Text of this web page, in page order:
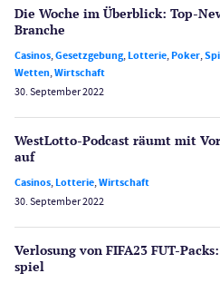
Die Woche im Überblick: Top-
Branche
Casinos,Gesetzgebung,Lotterie,Poker,
Wetten,Wirtschaft
30. September 2022
WestLotto-Podcast räumt mit
auf
Casinos,Lotterie,Wirtschaft
30. September 2022
Verlosung von FIFA23 FUT-
spiel